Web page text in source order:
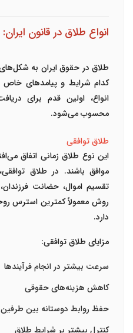
انواع طلاق در قانون
طلاق در حقوق ایران به
کدام شرایط و پیامدهای
انواع، اولین قدم برای
محسوب می‌شود.
طلاق توافقی
این نوع طلاق زمانی اتفاق
موافق باشند. در طلاق
تقسیم اموال، حضانت
روش معمولاً کمترین استرس
دارد.
مزایای طلاق توافقی:
سرعت بیشتر در انجام فرآیندها
کاهش هزینه‌های حقوقی
حفظ روابط دوستانه بین طرفین
کنترل بیشتر بر شرایط طلاق